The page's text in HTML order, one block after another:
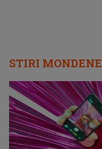
STIRI MONDENE